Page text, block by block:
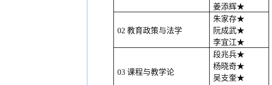
姜添辉★
02 教育政策与法学
朱家存★
阮成武★
李宜江★
03 课程与教学论
段兆兵★
杨晓奇★
吴支奎★